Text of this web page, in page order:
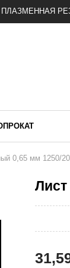
ПЛАЗМЕННАЯ
0,65 мм 1250/